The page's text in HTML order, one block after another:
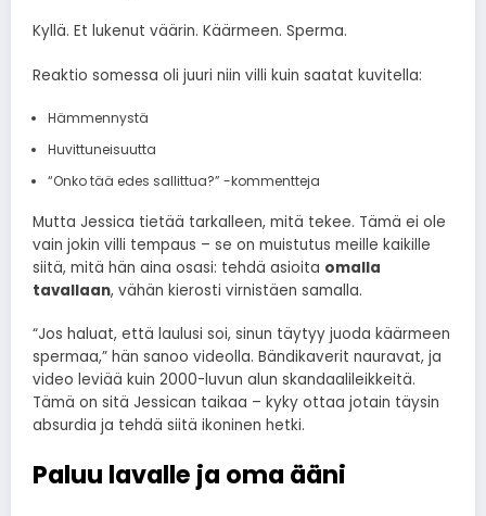
Kyllä. Et lukenut väärin. Käärmeen. Sperma.
Reaktio somessa oli juuri niin villi kuin saatat kuvitella:
Hämmennystä
Huvittuneisuutta
“Onko tää edes sallittua?” -kommentteja
Mutta Jessica tietää tarkalleen, mitä tekee. Tämä ei ole
vain jokin villi tempaus – se on muistutus meille kaikille
siitä, mitä hän aina osasi: tehdä asioita omalla
tavallaan, vähän kierosti virnistäen samalla.
“Jos haluat, että laulusi soi, sinun täytyy juoda käärmeen
spermaa,” hän sanoo videolla. Bändikaverit nauravat, ja
video leviää kuin 2000-luvun alun skandaalileikkeitä.
Tämä on sitä Jessican taikaa – kyky ottaa jotain täysin
absurdia ja tehdä siitä ikoninen hetki.
Paluu lavalle ja oma ääni